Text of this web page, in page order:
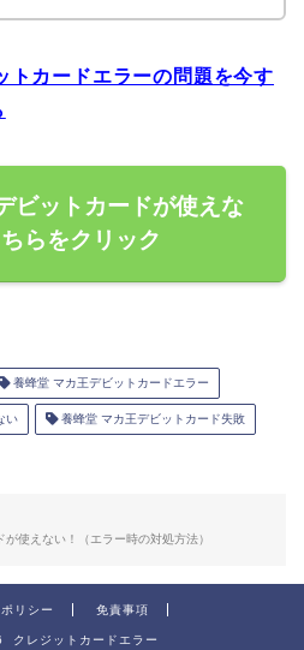
トカードエラーの問題を今す
ビットカードが使えな
らをクリック
養蜂堂 マカ王デビットカードエラー
い 養蜂堂 マカ王デビットカード失敗
使えない！（エラー時の対処方法）
リシー 免責事項
レジットカードエラー